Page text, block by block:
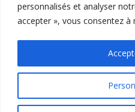
personnalisés et analyser
accepter », vous consentez
voie verte, randonnées,
Les villages pittoresques
Agen ou Pujols vous
leur gastronomie.
Ambiance
Notre camping est pensé